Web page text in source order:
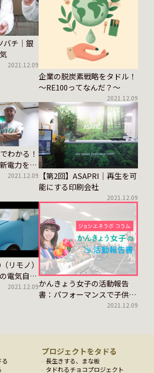
バチ｜銀
2021.12.09
企業の脱炭素戦略をタドル！
～RE100ってなんだ？～
2021.12.09
わかる！
電力を選
７つのポ
2021.12.09
【第2回】ASAPRI｜再生を可
能にする印刷会社
2021.12.09
リモノ）
電気自動
2021.12.09かんきょう女子の活動報告
書：パフォーマンスで子供た
2021.12.09
る
プロジェクトをタドる
長生きする、まな板
タドれるチョコプロジェクト